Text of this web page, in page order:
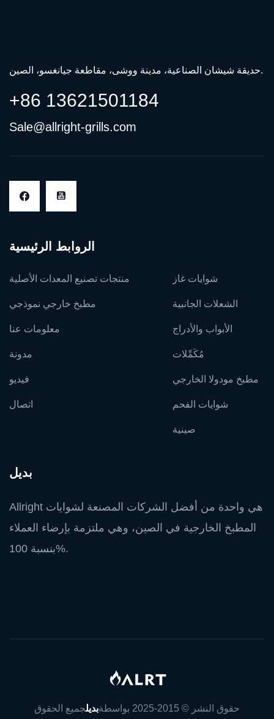
حديقة شيشان الصناعية، مدينة ووشى، مقاطعة جيانغسو، الصين.
+86 13621501184
Sale@allright-grills.com
الروابط الرئيسية
منتجات تصنيع المعدات الأصلية
مطبخ خارجي نموذجي
معلومات عنا
مدونة
فيديو
اتصال
شوايات غاز
الشعلات الجانبية
الأبواب والأدراج
مُكَمِّلات
مطبخ مودولا الخارجي
شوايات الفحم
صينية
بديل
Allright هي واحدة من أفضل الشركات المصنعة لشوايات
المطبخ الخارجية في الصين، وهي ملتزمة بإرضاء العملاء
بنسبة 100%.
حقوق النشر © 2015-2025 بواسطة بديلجميع الحقوق